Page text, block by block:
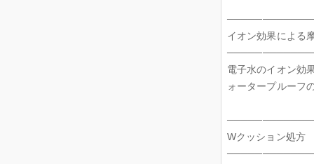
イオン効果による
電子水のイオン効
ォータープルーフ
Wクッション処方